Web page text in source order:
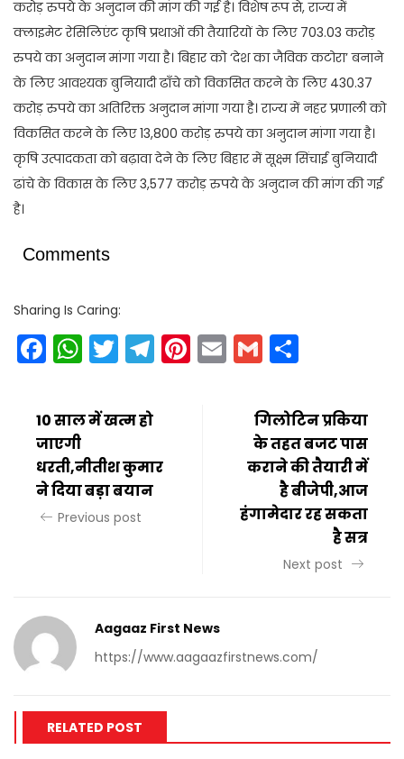
करोड़ रुपये के अनुदान की मांग की गई है। विशेष रूप से, राज्य में
क्लाइमेट रेसिलिएंट कृषि प्रथाओं की तैयारियों के लिए 703.03 करोड़
रुपये का अनुदान मांगा गया है। बिहार को ‘देश का जैविक कटोरा’ बनाने
के लिए आवश्यक बुनियादी ढाँचे को विकसित करने के लिए 430.37
करोड़ रुपये का अतिरिक्त अनुदान मांगा गया है। राज्य में नहर प्रणाली को
विकसित करने के लिए 13,800 करोड़ रुपये का अनुदान मांगा गया है।
कृषि उत्पादकता को बढ़ावा देने के लिए बिहार में सूक्ष्म सिंचाई बुनियादी
ढांचे के विकास के लिए 3,577 करोड़ रुपये के अनुदान की मांग की गई
है।
Comments
Sharing Is Caring:
Facebook
WhatsApp
Twitter
Telegram
Pinterest
EmailGmail
10 साल में खत्म हो
जाएगी
धरती,नीतीश कुमार
ने दिया बड़ा बयान
Previous post
गिलोटिन प्रकिया
के तहत बजट पास
कराने की तैयारी में
है बीजेपी,आज
हंगामेदार रह सकता
है सत्र
Next post
Aagaaz First News
https://www.aagaazfirstnews.com/
RELATED POST